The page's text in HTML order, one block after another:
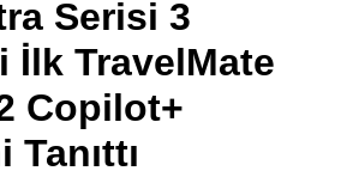
Serisi 3
İlk TravelMate
Copilot+
Tanıttı